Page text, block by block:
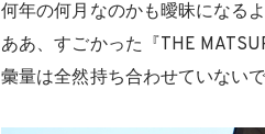
何年の何月なのかも曖昧になる
ああ、すごかった『THE
彙量は全然持ち合わせていないで